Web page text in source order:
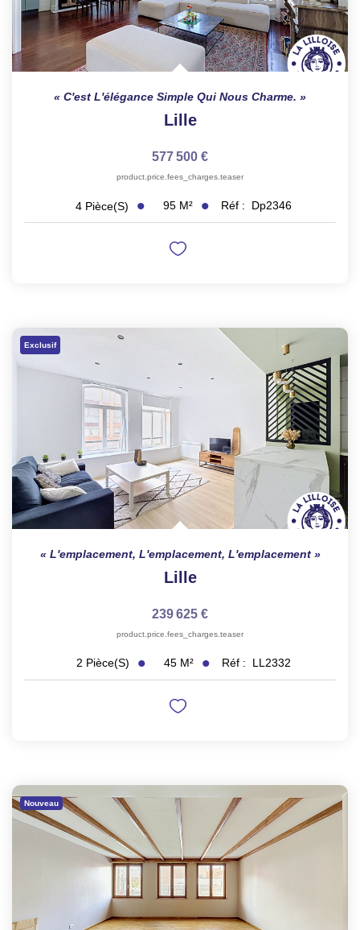
C'est L'élégance Simple Qui Nous Charme.
Lille
577 500 €
product.price.fees_charges.teaser
4 Pièce(s) 95 M² Réf : Dp2346
Exclusif
L'emplacement, L'emplacement, L'emplacement
Lille
239 625 €
product.price.fees_charges.teaser
2 Pièce(s) 45 M² Réf : LL2332
Nouveau